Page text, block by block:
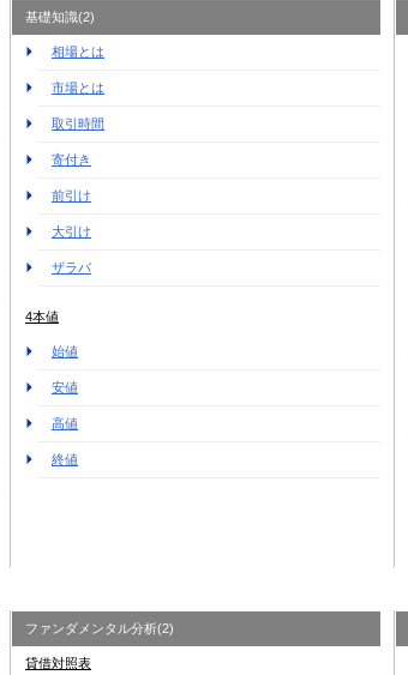
基礎知識(2)
相場とは
市場とは
取引時間
寄付き
前引け
大引け
ザラバ
4本値
始値
安値
高値
終値
ファンダメンタル分析(2)
貸借対照表